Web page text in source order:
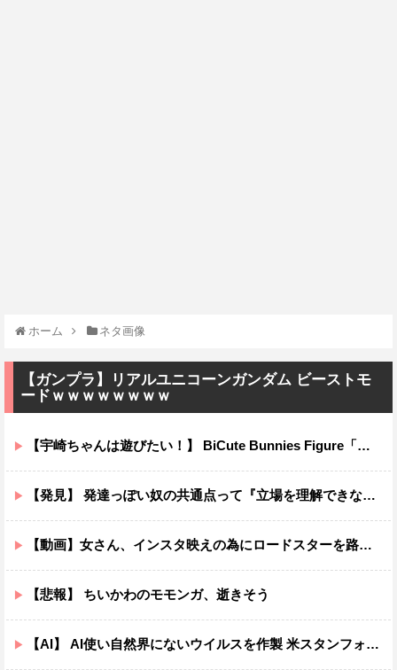
ホーム ネタ画像
【ガンプラ】リアルユニコーンガンダム ビーストモ
ードｗｗｗｗｗｗｗｗ
【宇崎ちゃんは遊びたい！】 BiCute Bunnies Figure「宇崎花」「宇崎月」メタリックパープルver. プライズフィギュア【ラウンドワン限定で展開決定】
【発見】 発達っぽい奴の共通点って『立場を理解できない』だよな
【動画】女さん、インスタ映えの為にロードスターを路肩に止めて記念撮影していたら後続車に突っ込まれて咽び泣くwwwwwwwwwwwwwww
【悲報】 ちいかわのモモンガ、逝きそう
【AI】 AI使い自然界にないウイルスを作製 米スタンフォード大学が成果発表